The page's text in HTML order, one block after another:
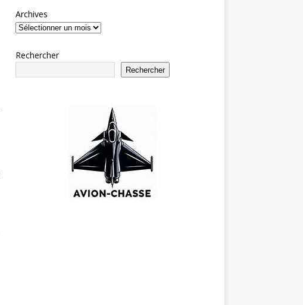
Archives
Rechercher
Rechercher